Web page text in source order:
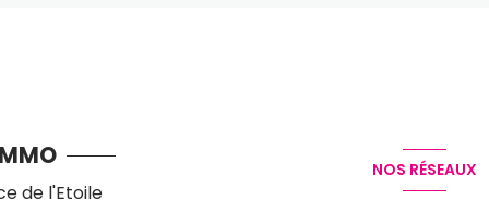
de l'Etoile
NOS RÉSEAUX